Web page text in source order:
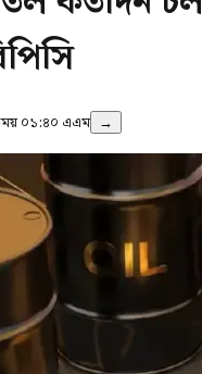
০১:৪০ এএম →